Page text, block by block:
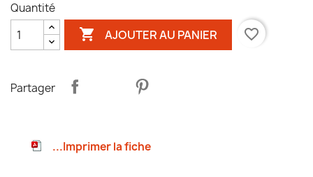
Quantité
 AJOUTER AU PANIER favorite_border
Partager
...Imprimer la fiche